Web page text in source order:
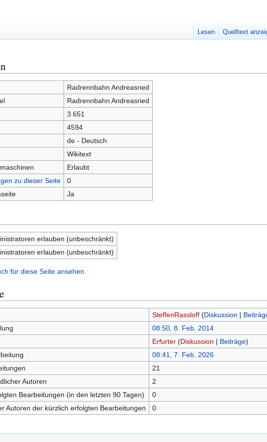
Radrennbahn Andreasried
Radrennbahn Andreasried
3.651
4594
de - Deutsch
Wikitext
Erlaubt
zu dieser Seite
0
Ja
erlauben (unbeschränkt)
erlauben (unbeschränkt)
für diese Seite ansehen.
SteffenRassloff (Diskussion |
08:50, 8. Feb. 2014
Erfurter (Diskussion | Beiträge)
08:41, 7. Feb. 2026
21
Autoren
2
Bearbeitungen (in den letzten 90 Tagen)
0
Autoren der kürzlich erfolgten Bearbeitungen
0
Lesen Quelltext